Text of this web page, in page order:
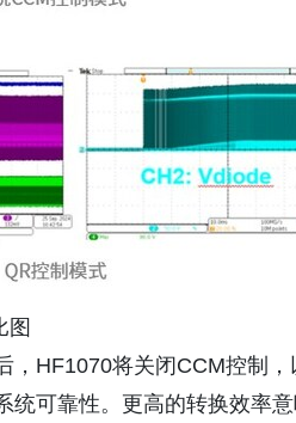
图
，HF1070将关闭CCM控制
统可靠性。更高的转换效率